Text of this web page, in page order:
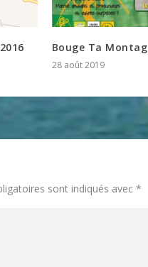
Bouge Ta
28 août 2019
sont indiqués avec*